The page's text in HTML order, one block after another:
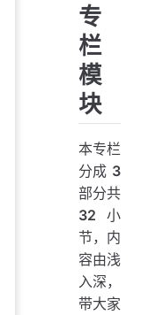
专
栏
模
块
本专栏
分成 3
部分共
32 小
节，内
容由浅
入深，
带大家